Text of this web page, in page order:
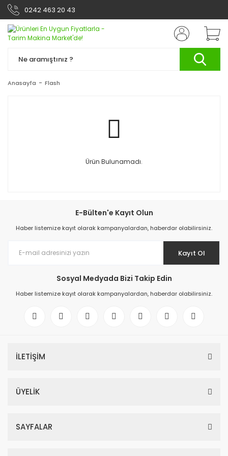
0242 463 20 43
Anasayfa Flash
Ürün Bulunamadı.
E-Bülten'e Kayıt Olun
Haber listemize kayıt olarak kampanyalardan, haberdar olabilirsiniz.
Kayıt Ol
Sosyal Medyada Bizi Takip Edin
Haber listemize kayıt olarak kampanyalardan, haberdar olabilirsiniz.
İLETİŞİM
ÜYELİK
SAYFALAR